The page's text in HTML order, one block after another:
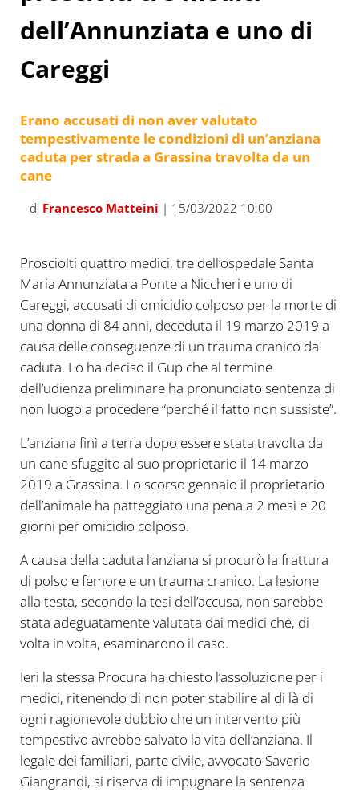
dell’Annunziata e uno di
Careggi
Erano accusati di non aver valutato
tempestivamente le condizioni di un’anziana
caduta per strada a Grassina travolta da un
cane
di Francesco Matteini | 15/03/2022 10:00
Prosciolti quattro medici, tre dell’ospedale Santa
Maria Annunziata a Ponte a Niccheri e uno di
Careggi, accusati di omicidio colposo per la morte di
una donna di 84 anni, deceduta il 19 marzo 2019 a
causa delle conseguenze di un trauma cranico da
caduta. Lo ha deciso il Gup che al termine
dell’udienza preliminare ha pronunciato sentenza di
non luogo a procedere “perché il fatto non sussiste”.
L’anziana finì a terra dopo essere stata travolta da
un cane sfuggito al suo proprietario il 14 marzo
2019 a Grassina. Lo scorso gennaio il proprietario
dell’animale ha patteggiato una pena a 2 mesi e 20
giorni per omicidio colposo.
A causa della caduta l’anziana si procurò la frattura
di polso e femore e un trauma cranico. La lesione
alla testa, secondo la tesi dell’accusa, non sarebbe
stata adeguatamente valutata dai medici che, di
volta in volta, esaminarono il caso.
Ieri la stessa Procura ha chiesto l’assoluzione per i
medici, ritenendo di non poter stabilire al di là di
ogni ragionevole dubbio che un intervento più
tempestivo avrebbe salvato la vita dell’anziana. Il
legale dei familiari, parte civile, avvocato Saverio
Giangrandi, si riserva di impugnare la sentenza